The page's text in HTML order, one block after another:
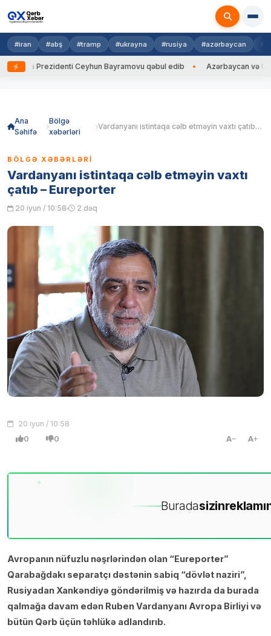
#iran #abş #tramp #ukrayna #rusiya #azərbaycan
Prezidenti Ceyhun Bayramovu qəbul edib Azərbaycan və
Ana
Səhifə
Bölgə
xəbərləri
Vardanyanı istintaqa cəlb etməyin vaxtı çatıb – Eureporter
BÖLGƏ XƏBƏRLƏRI
Vardanyanı istintaqa cəlb etməyin vaxtı
çatıb – Eureporter
20 iyun / 10:58 2 dəq
20 iyun / 10:58
0 0 A A
Buradasizin
Avropanın nüfuzlu nəşrlərindən olan “Eureporter”
Qarabağdakı separatçı dəstənin sabiq “dövlət naziri”,
Rusiyadan Xankəndiyə göndərilmiş və hazırda da burada
qalmağa davam edən Ruben Vardanyanı Avropa Birliyi və
bütün Qərb üçün təhlükə adlandırıb.